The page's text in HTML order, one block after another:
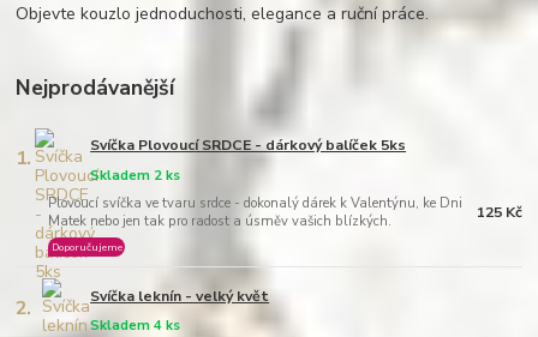
Objevte kouzlo jednoduchosti, elegance a ruční práce.
Nejprodávanější
1. Svíčka Plovoucí SRDCE - dárkový balíček 5ks
Plovoucí svíčka ve tvaru srdce - dokonalý dárek k Valentýnu, ke Dni
Matek nebo jen tak pro radost a úsměv vašich blízkých.
Skladem 2 ks
Doporučujeme
125 Kč
2. Svíčka leknín - velký květ
Skladem 4 ks